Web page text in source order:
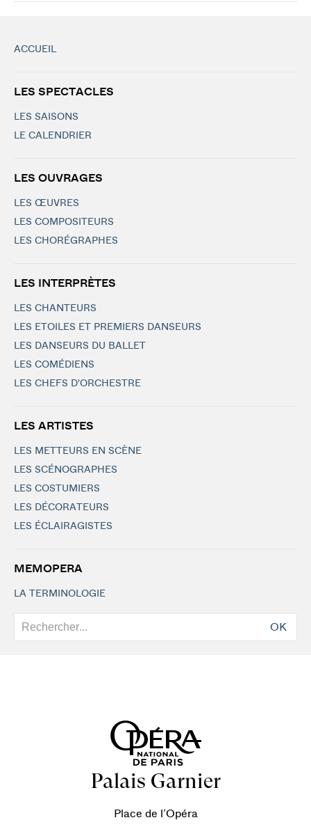
ACCUEIL
LES SPECTACLES
LES SAISONS
LE CALENDRIER
LES OUVRAGES
LES ŒUVRES
LES COMPOSITEURS
LES CHORÉGRAPHES
LES INTERPRÈTES
LES CHANTEURS
LES ETOILES ET PREMIERS DANSEURS
LES DANSEURS DU BALLET
LES COMÉDIENS
LES CHEFS D'ORCHESTRE
LES ARTISTES
LES METTEURS EN SCÈNE
LES SCÉNOGRAPHES
LES COSTUMIERS
LES DÉCORATEURS
LES ÉCLAIRAGISTES
MEMOPERA
LA TERMINOLOGIE
OK
Palais Garnier
Place de l’Opéra